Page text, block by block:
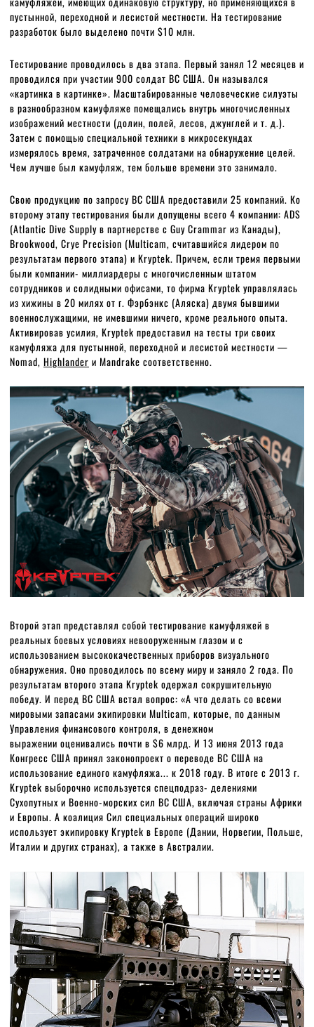
пустынной, переходной и лесистой местности. На тестирование
разработок было выделено почти $10 млн.
Тестирование проводилось в два этапа. Первый занял 12 месяцев и
проводился при участии 900 солдат ВС США. Он назывался
«картинка в картинке». Масштабированные человеческие силуэты
в разнообразном камуфляже помещались внутрь многочисленных
изображений местности (долин, полей, лесов, джунглей и т. д.).
Затем с помощью специальной техники в микросекундах
измерялось время, затраченное солдатами на обнаружение целей.
Чем лучше был камуфляж, тем больше времени это занимало.
Свою продукцию по запросу ВС США предоставили 25 компаний. Ко
второму этапу тестирования были допущены всего 4 компании: ADS
(Atlantic Dive Supply в партнерстве с Guy Crammar из Канады),
Brookwood, Crye Precision (Multicam, считавшийся лидером по
результатам первого этапа) и Kryptek. Причем, если тремя первыми
были компании- миллиардеры с многочисленным штатом
сотрудников и солидными офисами, то фирма Kryptek управлялась
из хижины в 20 милях от г. Фэрбэнкс (Аляска) двумя бывшими
военнослужащими, не имевшими ничего, кроме реального опыта.
Активировав усилия, Kryptek предоставил на тесты три своих
камуфляжа для пустынной, переходной и лесистой местности —
Nomad, Highlander и Mandrake соответственно.
Второй этап представлял собой тестирование камуфляжей в
реальных боевых условиях невооруженным глазом и с
использованием высококачественных приборов визуального
обнаружения. Оно проводилось по всему миру и заняло 2 года. По
результатам второго этапа Kryptek одержал сокрушительную
победу. И перед ВС США встал вопрос: «А что делать со всеми
мировыми запасами экипировки Multicam, которые, по данным
Управления финансового контроля, в денежном
выражении оценивались почти в $6 млрд. И 13 июня 2013 года
Конгресс США принял законопроект о переводе ВС США на
использование единого камуфляжа... к 2018 году. В итоге с 2013 г.
Kryptek выборочно используется спецподраз- делениями
Сухопутных и Военно-морских сил ВС США, включая страны Африки
и Европы. А коалиция Сил специальных операций широко
использует экипировку Kryptek в Европе (Дании, Норвегии, Польше,
Италии и других странах), а также в Австралии.